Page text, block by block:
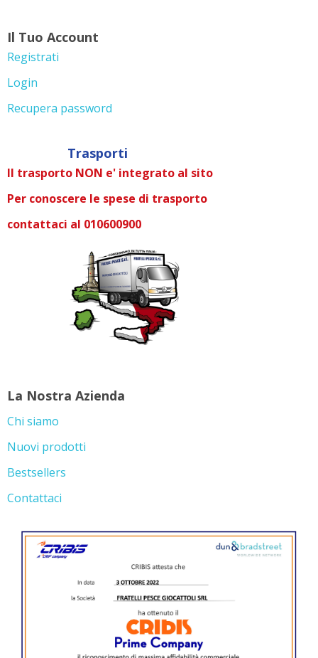
Il Tuo Account
Registrati
Login
Recupera password
Trasporti
Il trasporto NON e' integrato al sito
Per conoscere le spese di trasporto
contattaci al 010600900
La Nostra Azienda
Chi siamo
Nuovi prodotti
Bestsellers
Contattaci